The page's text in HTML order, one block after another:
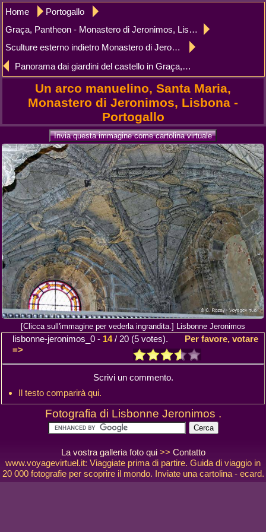
Home
Portogallo
Graça, Pantheon - Monastero di Jeronimos, Lisbona
Sculture esterno indietro Monastero di Jeronimos, Lisbona
Panorama dai giardini del castello in Graça, Lisbona
Un arco manuelino, Santa Maria,
Monastero di Jeronimos, Lisbona -
Portogallo
[Clicca sull'immagine per vederla ingrandita.] Lisbonne Jeronimos
lisbonne-jeronimos_0 - 14/ 20 (5 votes). Per favore, votare
=>
Scrivi un commento.
Il testo comparirà qui.
Fotografia di Lisbonne Jeronimos .
La vostra galleria foto qui>> Contatto
www.voyagevirtuel.it: Viaggiate prima di partire. Guida di viaggio in
20 000 fotografie per scoprire il mondo. Inviate una cartolina - ecard.